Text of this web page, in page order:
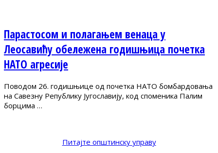
Парастосом и полагањем венаца у
Леосавићу обележена годишњица почетка
НАТО агресије
Поводом 26. годишњице од почетка НАТО бомбардовања
на Савезну Републику Југославију, код споменика Палим
борцима …
Питајте општинску управу